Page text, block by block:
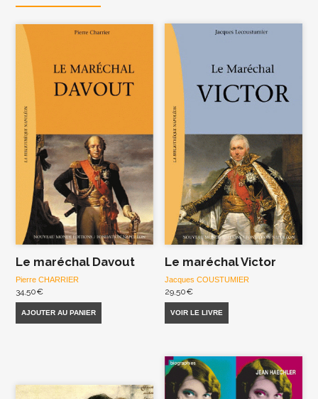
Le maréchal Davout
Pierre CHARRIER
34,50€
AJOUTER AU PANIER
Le maréchal Victor
Jacques COUSTUMIER
29,50€
VOIR LE LIVRE